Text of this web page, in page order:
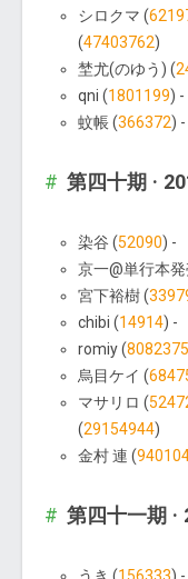
シロクマ (
(47403762)
埜尤(のゆう) (
qni (1801199)
蚊帳 (366372)
第四十期 ·
染谷 (52090) -
京一@単行本
宮下裕樹 (
chibi (14914) -
romiy (8082375
烏目ケイ (
マサリロ (
(29154944)
金村 連 (
第四十一期